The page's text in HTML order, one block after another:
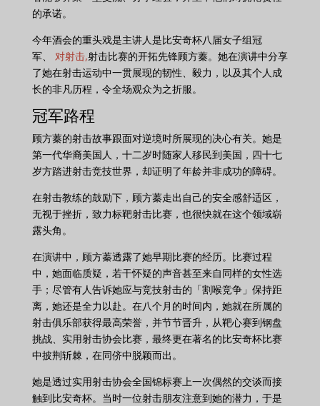
的承诺。
今年酒会的重头戏是主讲人是比安奇杯八届女子组冠
军、 对射击,射击比赛的开拓先锋顾方蓁。她在演讲中分享
了她在射击运动中一贯展现的韧性、毅力，以及其个人成
长的非凡历程，令全场观众为之折服。
冠军路程
顾方蓁的射击故事跟面对逆境时所展现的决心有关。她是
第一代华裔美国人，十二岁时随家人移民到美国，四十七
岁方踏进射击竞技世界，却证明了年龄并非成功的障碍。
在射击教练的鼓励下，顾方蓁走出自己的安全感舒适区，
无视于挫折，致力标靶射击比赛，也很快就在这个领域崭
露头角。
在演讲中，顾方蓁透露了她早期比赛的经历。比赛过程
中，她面临质疑，若干怀疑的声音甚至来自同样的女性选
手；尽管有人告诉她应与竞技射击的「割喉竞争」保持距
离，她还是全力以赴。在八个月的时间内，她就在所属的
射击俱乐部获得最高荣誉，并节节晋升，从靶心赛到钢盘
挑战、实用射击协会比赛，最终更在著名的比安奇杯比赛
中披荆斩棘，在同侪中脱颖而出。
她是透过实用射击协会全国锦标赛上一次偶然的交谈而接
触到比安奇杯。当时一位射击朋友注意到她的潜力，于是